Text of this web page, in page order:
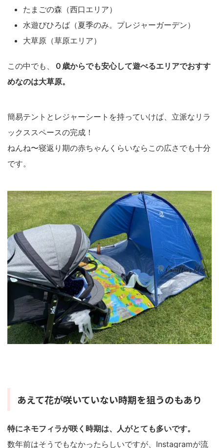
たまごの森（西口エリア）
水遊びひろば（夏季のみ。プレジャーガーデン）
大草原（草原エリア）
この中でも、
０歳からでも安心して遊べるエリアでおすす
めなのは大草原。
簡易テントとレジャーシートを持っていけば、立派なリラ
ックススペースの完成！
ねんね〜寝返り期の赤ちゃんくらいならこの広さでも十分
です。
あえて花が咲いていない時期を狙うのもあり
特にネモフィラが咲く時期は、人がとても多いです。
数年前はそうでもなかったらしいですが、Instagramが流